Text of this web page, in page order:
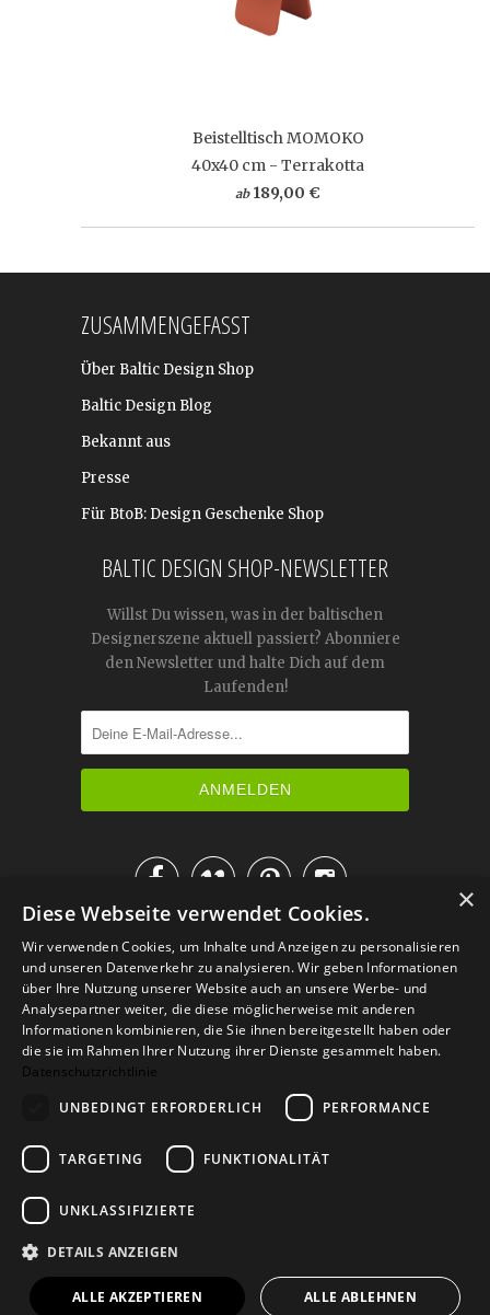
Beistelltisch MOMOKO
40x40 cm - Terrakotta
ab 189,00 €
ZUSAMMENGEFASST
Über Baltic Design Shop
Baltic Design Blog
Bekannt aus
Presse
Für BtoB: Design Geschenke Shop
BALTIC DESIGN SHOP-NEWSLETTER
Willst Du wissen, was in der baltischen
Designerszene aktuell passiert? Abonniere
den Newsletter und halte Dich auf dem
Laufenden!

IM KATALOG BLÄTTERN
Versand Zahlarten
Retoure
Widerrufsformular
© 2026Baltic Design Shop. Baltic Design Shop
×
Diese Webseite verwendet Cookies.
Wir verwenden Cookies, um Inhalte und Anzeigen zu personalisieren
und unseren Datenverkehr zu analysieren. Wir geben Informationen
über Ihre Nutzung unserer Website auch an unsere Werbe- und
Analysepartner weiter, die diese möglicherweise mit anderen
Informationen kombinieren, die Sie ihnen bereitgestellt haben oder
die sie im Rahmen Ihrer Nutzung ihrer Dienste gesammelt haben.
Datenschutzrichtlinie
UNBEDINGT ERFORDERLICH
PERFORMANCE
TARGETING FUNKTIONALITÄT
UNKLASSIFIZIERTE
DETAILS ANZEIGEN
ALLE AKZEPTIEREN ALLE ABLEHNEN